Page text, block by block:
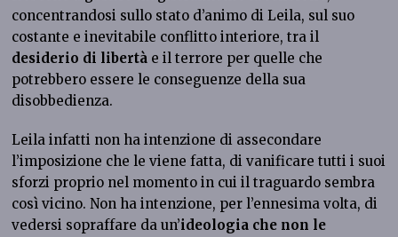
concentrandosi sullo stato d’animo di Leila, sul suo
costante e inevitabile conflitto interiore, tra il
desiderio di libertà e il terrore per quelle che
potrebbero essere le conseguenze della sua
disobbedienza.
Leila infatti non ha intenzione di assecondare
l’imposizione che le viene fatta, di vanificare tutti i suoi
sforzi proprio nel momento in cui il traguardo sembra
così vicino. Non ha intenzione, per l’ennesima volta, di
vedersi sopraffare da un’ideologia che non le